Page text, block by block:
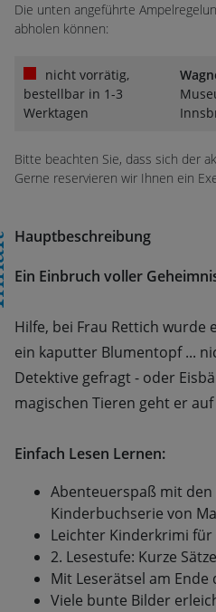
Die unten angeführte
abholen können:
nicht vorrätig,
bestellbar in 1-3
Werktagen
Bitte beachten Sie, dass sich der
Gerne reservieren wir Ihnen ein
Hauptbeschreibung
Ein Einbruch voller
Hilfe, bei Frau Rettich wurde
ein kaputter Blumentopf ...
Detektive gefragt - oder
magischen Tieren geht er
Einfach Lesen Lernen:
Abenteuerspaß mit
Kinderbuchserie von
Leichter Kinderkrimi
2. Lesestufe: Kurze
Mit Leserätsel am Ende
Viele bunte Bilder